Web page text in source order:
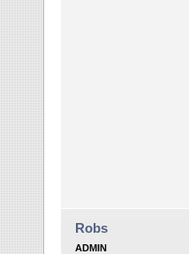
Robs
ADMIN